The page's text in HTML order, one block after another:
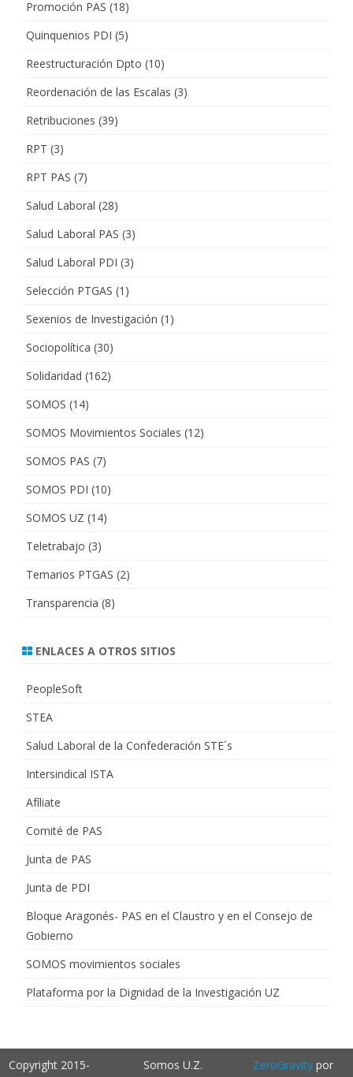
Promoción PAS (18)
Quinquenios PDI (5)
Reestructuración Dpto (10)
Reordenación de las Escalas (3)
Retribuciones (39)
RPT (3)
RPT PAS (7)
Salud Laboral (28)
Salud Laboral PAS (3)
Salud Laboral PDI (3)
Selección PTGAS (1)
Sexenios de Investigación (1)
Sociopolítica (30)
Solidaridad (162)
SOMOS (14)
SOMOS Movimientos Sociales (12)
SOMOS PAS (7)
SOMOS PDI (10)
SOMOS UZ (14)
Teletrabajo (3)
Temarios PTGAS (2)
Transparencia (8)
ENLACES A OTROS SITIOS
PeopleSoft
STEA
Salud Laboral de la Confederación STE´s
Intersindical ISTA
Afíliate
Comité de PAS
Junta de PAS
Junta de PDI
Bloque Aragonés- PAS en el Claustro y en el Consejo de
Gobierno
SOMOS movimientos sociales
Plataforma por la Dignidad de la Investigación UZ
Copyright 2015- Somos U.Z. ZeroGravitypor